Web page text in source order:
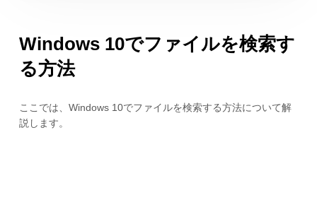
Windows 10でファイルを検索す
る方法
ここでは、Windows 10でファイルを検索する方法について解
説します。